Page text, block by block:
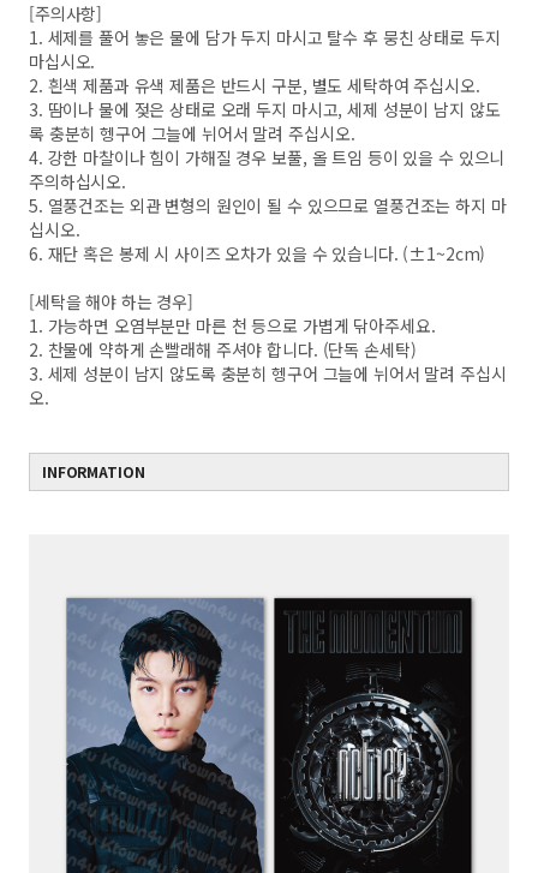
[주의사항]
1. 세제를 풀어 놓은 물에 담가 두지 마시고 탈수 후 뭉친 상태로 두지
마십시오.
2. 흰색 제품과 유색 제품은 반드시 구분, 별도 세탁하여 주십시오.
3. 땀이나 물에 젖은 상태로 오래 두지 마시고, 세제 성분이 남지 않도
록 충분히 헹구어 그늘에 뉘어서 말려 주십시오.
4. 강한 마찰이나 힘이 가해질 경우 보풀, 올 트임 등이 있을 수 있으니
주의하십시오.
5. 열풍건조는 외관 변형의 원인이 될 수 있으므로 열풍건조는 하지 마
십시오.
6. 재단 혹은 봉제 시 사이즈 오차가 있을 수 있습니다. (±1~2cm)
[세탁을 해야 하는 경우]
1. 가능하면 오염부분만 마른 천 등으로 가볍게 닦아주세요.
2. 찬물에 약하게 손빨래해 주셔야 합니다. (단독 손세탁)
3. 세제 성분이 남지 않도록 충분히 헹구어 그늘에 뉘어서 말려 주십시
오.
INFORMATION